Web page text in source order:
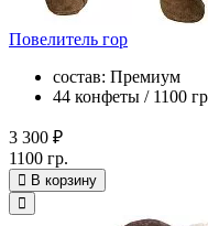
Повелитель гор
состав: Премиум
44 конфеты / 1100
3 300 ₽
1100 гр.
В корзину